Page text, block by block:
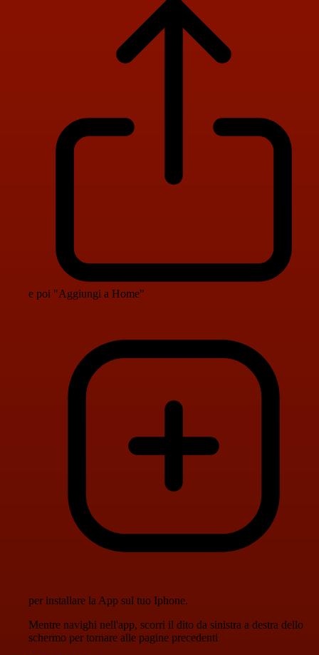
e poi "Aggiungi a Home"
per installare la App sul tuo Iphone.
Mentre navighi nell'app, scorri il dito da sinistra a destra dello
schermo per tornare alle pagine precedenti